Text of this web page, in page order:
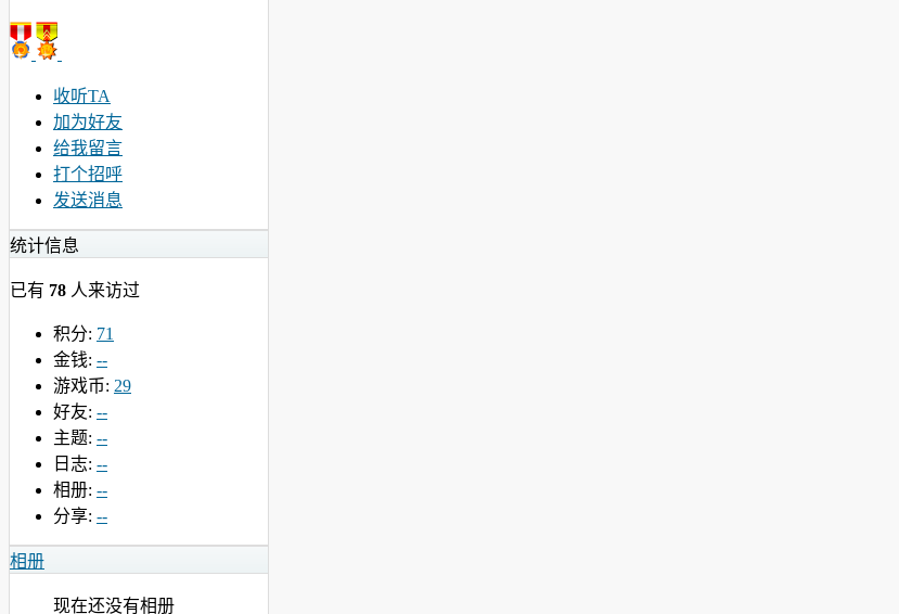
收听TA
加为好友
给我留言
打个招呼
发送消息
统计信息
已有 78 人来访过
积分: 71
金钱: --
游戏币: 29
好友: --
主题: --
日志: --
相册: --
分享: --
相册
现在还没有相册